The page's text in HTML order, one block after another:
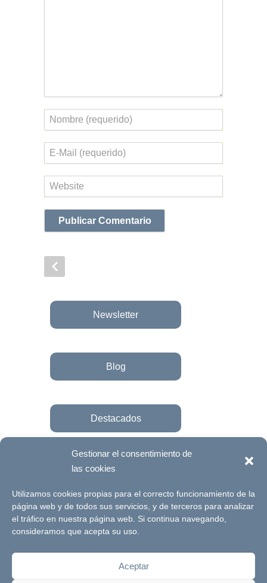
Gestionar el consentimiento de
las cookies
Utilizamos cookies propias para el correcto funcionamiento de la
página web y de todos sus servicios, y de terceros para analizar
el tráfico en nuestra página web. Si continua navegando,
consideramos que acepta su uso.
Aceptar
Nombre
Correo
electrónico
Web
Newsletter
Blog
Destacados
Únete a la fundación
© Futuro Singular Córdoba 2017. Web
desarrollada por
Aviso Legal